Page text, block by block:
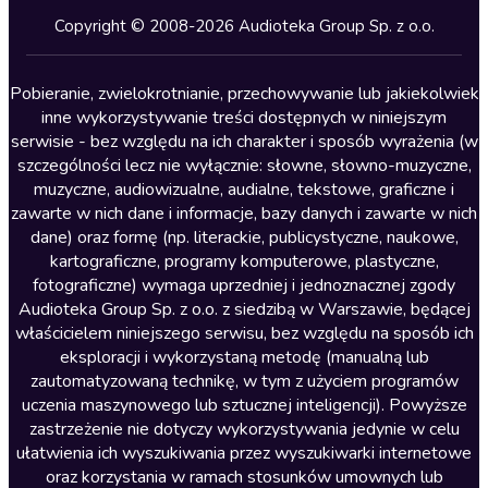
Kryminały
Lektury szkolne
Literatura anglojęzyczna
Literatura faktu
Literatura obyczajowa
Literatura piękna obca
Literatura piękna polska
Nagrania relaksacyjne
Nauka języków
Nauki humanistyczne
Podcasty i audycje
Polityka
Prasa
Copyright © 2008-2026 Audioteka Group Sp. z o.o.
Pobieranie, zwielokrotnianie, przechowywanie lub jakiekolwiek
inne wykorzystywanie treści dostępnych w niniejszym
serwisie - bez względu na ich charakter i sposób wyrażenia (w
szczególności lecz nie wyłącznie: słowne, słowno-muzyczne,
muzyczne, audiowizualne, audialne, tekstowe, graficzne i
zawarte w nich dane i informacje, bazy danych i zawarte w nich
dane) oraz formę (np. literackie, publicystyczne, naukowe,
kartograficzne, programy komputerowe, plastyczne,
fotograficzne) wymaga uprzedniej i jednoznacznej zgody
Audioteka Group Sp. z o.o. z siedzibą w Warszawie, będącej
właścicielem niniejszego serwisu, bez względu na sposób ich
eksploracji i wykorzystaną metodę (manualną lub
zautomatyzowaną technikę, w tym z użyciem programów
uczenia maszynowego lub sztucznej inteligencji). Powyższe
zastrzeżenie nie dotyczy wykorzystywania jedynie w celu
ułatwienia ich wyszukiwania przez wyszukiwarki internetowe
oraz korzystania w ramach stosunków umownych lub